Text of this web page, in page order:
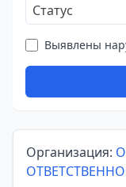
Статус
Выявлены
Организация: